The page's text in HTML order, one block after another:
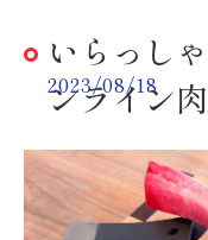
いらっし
ンライン
2023/08/18